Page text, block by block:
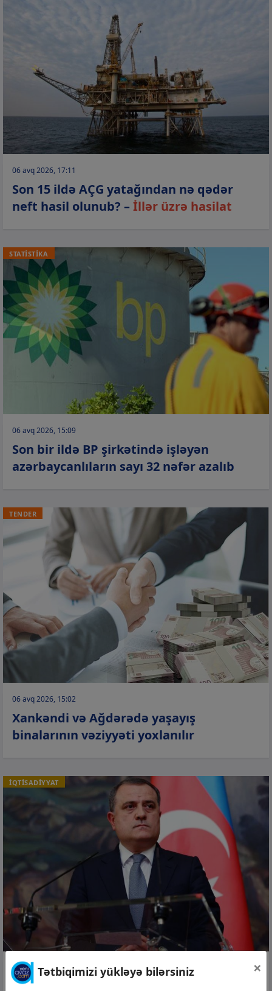
06 avq 2026, 17:11
Son 15 ildə AÇG yatağından nə qədər
neft hasil olunub? –İllər üzrə hasilat
STATİSTİKA
06 avq 2026, 15:09
Son bir ildə BP şirkətində işləyən
azərbaycanlıların sayı 32 nəfər azalıb
TENDER
06 avq 2026, 15:02
Xankəndi və Ağdərədə yaşayış
binalarının vəziyyəti yoxlanılır
İQTİSADİYYAT
06 avq 2026, 14:52
“Zərurət yaranarsa, dost Ukraynaya qaz
Tətbiqimizi yükləyə bilərsiniz ×